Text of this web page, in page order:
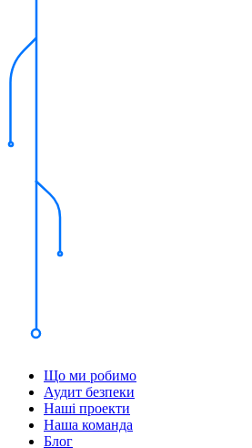
Що ми робимо
Аудит безпеки
Наші проекти
Наша команда
Блог